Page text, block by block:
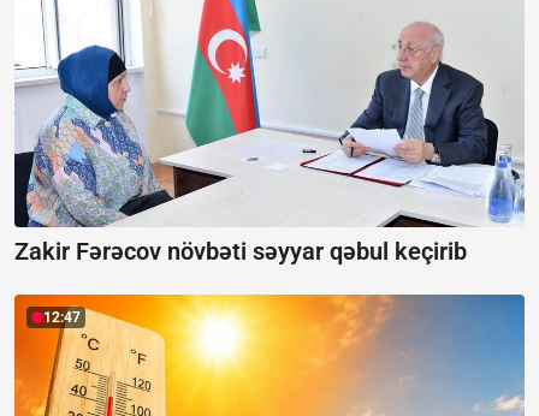
Zakir Fərəcov növbəti səyyar qəbul keçirib
12:47